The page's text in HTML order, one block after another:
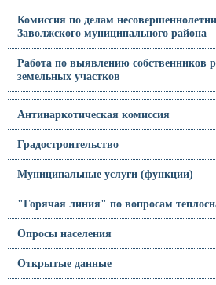
Комиссия по делам
Заволжского муниципального района
Работа по выявлению собственников
земельных участков
Антинаркотическая комиссия
Градостроительство
Муниципальные услуги (функции)
"Горячая линия" по вопросам
Опросы населения
Открытые данные